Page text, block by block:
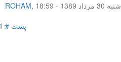
ROHAM,
شنبه 30 مرداد 1389 - 18:59
پست # 51